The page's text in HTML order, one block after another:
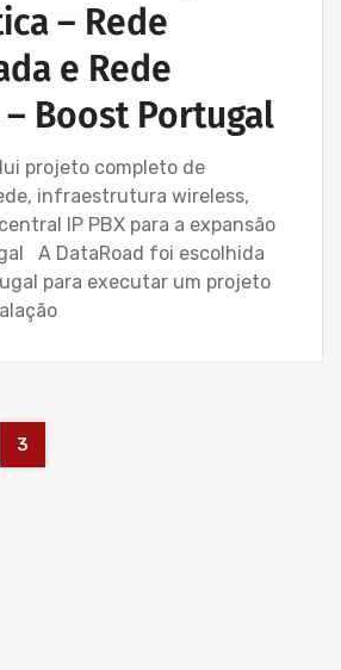
– Rede
e Rede
Boost Portugal
projeto completo de
infraestrutura wireless,
IP PBX para a expansão
A DataRoad foi escolhida
para executar um projeto
3